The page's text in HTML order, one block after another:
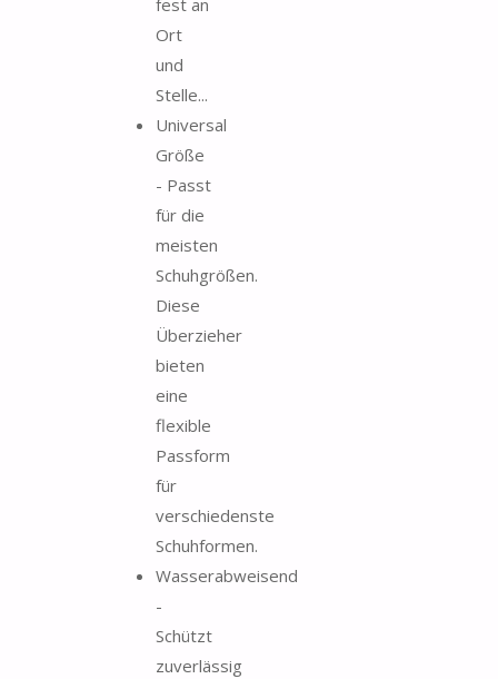
Ort
und
Stelle...
Universal
Größe
- Passt
für die
meisten
Schuhgrößen.
Diese
Überzieher
bieten
eine
flexible
Passform
für
verschiedenste
Schuhformen.
Wasserabweisend
-
Schützt
zuverlässig